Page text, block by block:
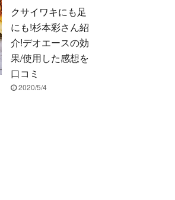
クサイワキにも足
にも!杉本彩さん紹
介!デオエースの効
果/使用した感想を
口コミ
2020/5/4